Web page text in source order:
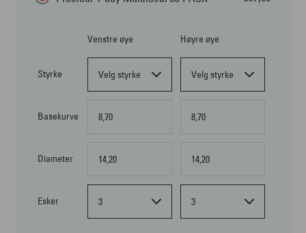
Venstre øye Høyre øye
Styrke Velg styrke Velg styrke
Basekurve 8,70 8,70
Diameter 14,20 14,20
Esker 3 3